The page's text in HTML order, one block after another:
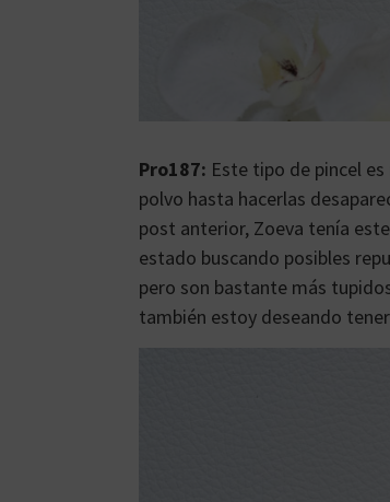
Pro187: Este tipo de pincel es
polvo hasta hacerlas
post anterior, Zoeva tenía
estado buscando posibles
pero son bastante más
también estoy deseando